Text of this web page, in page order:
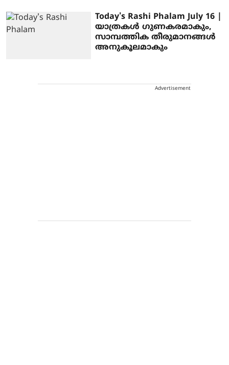
Today's Rashi Phalam July 16 |
യാത്രകൾ ഗുണകരമാകും,
സാമ്പത്തിക തീരുമാനങ്ങൾ
അനുകൂലമാകും
Advertisement